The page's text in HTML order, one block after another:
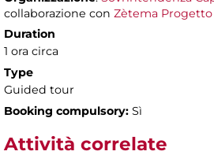
collaborazione con Zètema
Duration
1 ora circa
Type
Guided tour
Booking compulsory: Sì
Attività correlate